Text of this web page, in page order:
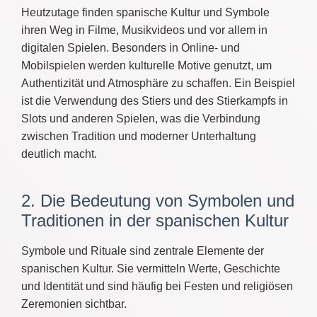
Heutzutage finden spanische Kultur und Symbole
ihren Weg in Filme, Musikvideos und vor allem in
digitalen Spielen. Besonders in Online- und
Mobilspielen werden kulturelle Motive genutzt, um
Authentizität und Atmosphäre zu schaffen. Ein Beispiel
ist die Verwendung des Stiers und des Stierkampfs in
Slots und anderen Spielen, was die Verbindung
zwischen Tradition und moderner Unterhaltung
deutlich macht.
2. Die Bedeutung von Symbolen und
Traditionen in der spanischen Kultur
Symbole und Rituale sind zentrale Elemente der
spanischen Kultur. Sie vermitteln Werte, Geschichte
und Identität und sind häufig bei Festen und religiösen
Zeremonien sichtbar.